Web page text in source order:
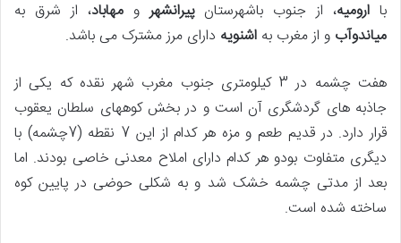
با ارومیه، از جنوب باشهرستانپیرانشهرومهاباد، از شرق به
میاندوآب و از مغرب به اشنویه دارای مرز مشترک می باشد.
هفت چشمه در 3 کیلومتری جنوب مغرب شهر نقده که یکی از
جاذبه های گردشگری آن است و در بخش کوههای سلطان یعقوب
قرار دارد. در قدیم طعم و مزه هر کدام از این 7 نقطه (7چشمه) با
دیگری متفاوت بودو هر کدام دارای املاح معدنی خاصی بودند. اما
بعد از مدتی چشمه خشک شد و به شکلی حوضی در پایین کوه
ساخته شده است.